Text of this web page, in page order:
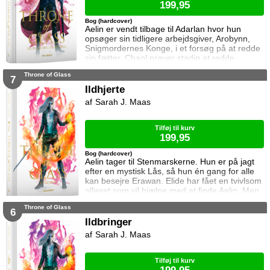
Aelin er vendt tilbage til Adarlan hvor hun
opsøger sin tidligere arbejdsgiver, Arobynn,
Snigmordernes Konge, i et forsøg på at redde
sin fætter. Chaol prøver stadig at redde
Dorian, men det bliver fortsat sværere som
og orker ikke længere at kæmpe imod.
Samtidig står Manon i en svær situation.
Hertug Perrington har givet hende klare
Bog (hardcover)
199,95
7 Throne of Glass
Ildhjerte
Aelin tager til Stenmarskerne. Hun er på jagt
efter en mystisk Lås, så hun én gang for alle
kan besejre Erawan. Elide har fået en tvivlsom
allieret som vil hjælpe med at finde Aelin. Men
for hvilken pris? Manon vågner i lænker og
Dorian ikke glemme heksen der hjalp ham i
Bog (hardcover)
Sarah J. Maas
Tilføj til kurv
199,95
6 Throne of Glass
Ildbringer
Sarah J. Maas
Tilføj til kurv